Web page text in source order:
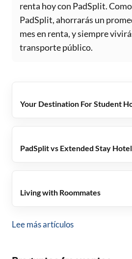
renta hoy con PadSplit.
PadSplit, ahorrarás un
mes en renta, y siempre
transporte público.
Your Destination For Student
PadSplit vs Extended Stay
Living with Roommates
Lee más artículos